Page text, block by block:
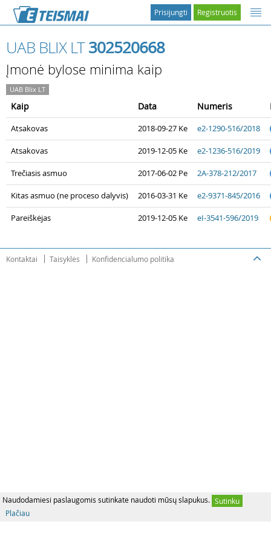
Naudodamiesi paslaugomis sutinkate naudoti mūsų slapukus. Sutinku
Plačiau
Registruotis
Prisijungti
UAB BLIX LT302520668
Įmonė bylose minima kaip
UAB Blix LT
Kaip Data Numeris
Atsakovas 2018-09-27 Ke e2-1290-516/2018
Atsakovas 2019-12-05 Ke e2-1236-516/2019
Trečiasis asmuo 2017-06-02 Pe 2A-378-212/2017
Kitas asmuo (ne proceso dalyvis) 2016-03-31 Ke e2-9371-845/2016
Pareiškėjas 2019-12-05 Ke eI-3541-596/2019
Kontaktai Taisyklės Konfidencialumo politika